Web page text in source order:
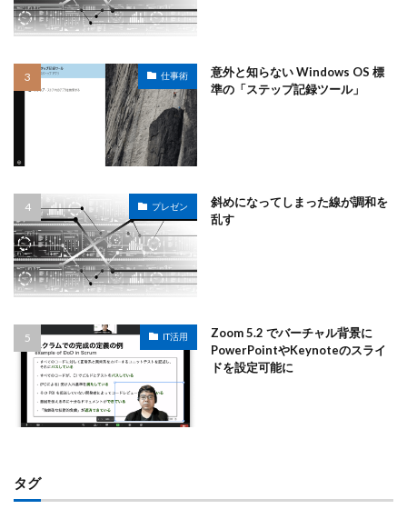
仕事術
意外と知らない Windows OS 標
準の「ステップ記録ツール」
プレゼン
斜めになってしまった線が調和を
乱す
IT活用
Zoom 5.2 でバーチャル背景に
PowerPointやKeynoteのスライ
ドを設定可能に
タグ